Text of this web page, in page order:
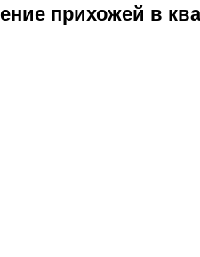
прихожей в